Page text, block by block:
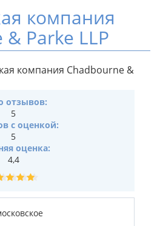
компания
Parke LLP
отзывов:
5
с оценкой:
5
оценка:
4,4